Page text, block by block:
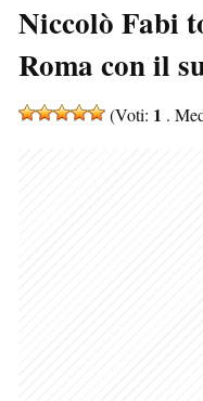
Niccolò Fabi
Roma con il
(Voti: 1 .